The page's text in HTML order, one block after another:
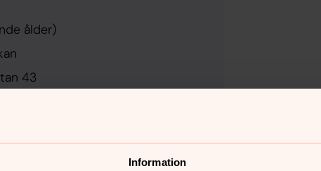
Information
ålder)
43